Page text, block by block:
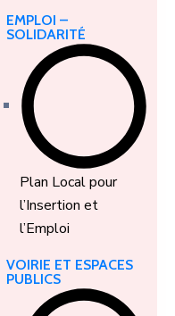
EMPLOI –
SOLIDARITÉ
Plan Local pour
l’Insertion et
l’Emploi
VOIRIE ET ESPACES
PUBLICS